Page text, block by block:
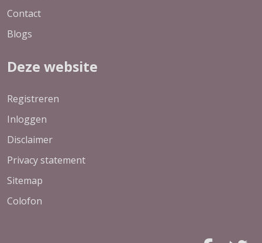
Contact
Blogs
Deze website
Registreren
Inloggen
Disclaimer
Privacy statement
Sitemap
Colofon